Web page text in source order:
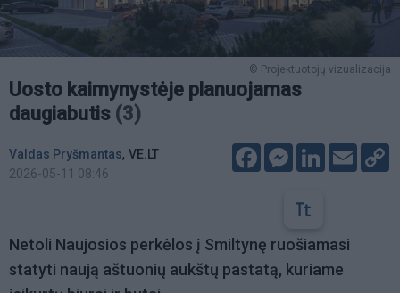
© Projektuotojų vizualizacija
Uosto kaimynystėje planuojamas
daugiabutis (3)
Valdas Pryšmantas, VE.LT
2026-05-11 08:46
FacebookMessenger
LinkedIn
Email
Netoli Naujosios perkėlos į Smiltynę ruošiamasi
statyti naują aštuonių aukštų pastatą, kuriame